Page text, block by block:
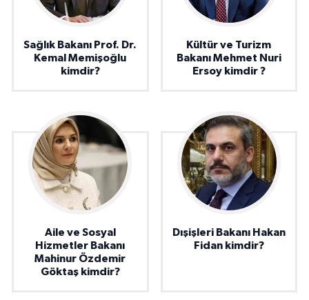
Sağlık Bakanı Prof. Dr.
Kemal Memişoğlu
kimdir?
Kültür ve Turizm
Bakanı Mehmet Nuri
Ersoy kimdir ?
Aile ve Sosyal
Hizmetler Bakanı
Mahinur Özdemir
Göktaş kimdir?
Dışişleri Bakanı Hakan
Fidan kimdir?